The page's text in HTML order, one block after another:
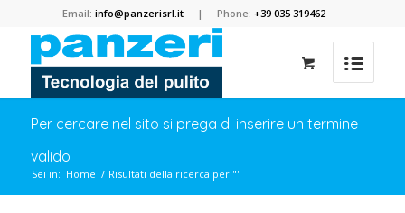
Email:info@panzerisrl.it | Phone:+39 035 319462
Per cercare nel sito si prega di inserire un termine
valido
Sei in: Home / Risultati della ricerca per ""